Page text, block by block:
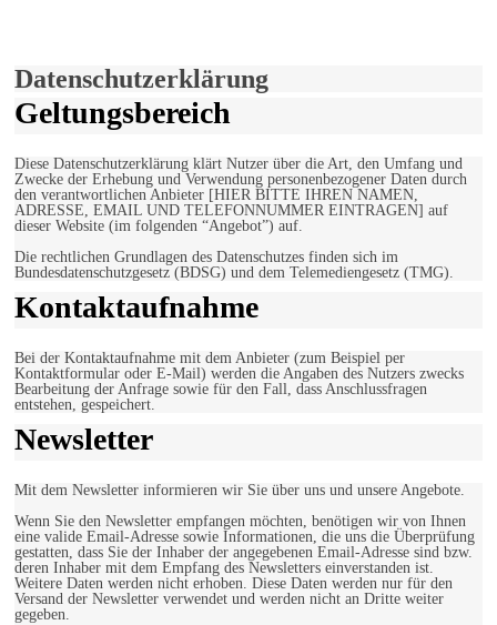
Datenschutzerklärung
Geltungsbereich
Diese Datenschutzerklärung klärt Nutzer über die Art, den Umfang und
Zwecke der Erhebung und Verwendung personenbezogener Daten durch
den verantwortlichen Anbieter [HIER BITTE IHREN NAMEN,
ADRESSE, EMAIL UND TELEFONNUMMER EINTRAGEN] auf
dieser Website (im folgenden “Angebot”) auf.
Die rechtlichen Grundlagen des Datenschutzes finden sich im
Bundesdatenschutzgesetz (BDSG) und dem Telemediengesetz (TMG).
Kontaktaufnahme
Bei der Kontaktaufnahme mit dem Anbieter (zum Beispiel per
Kontaktformular oder E-Mail) werden die Angaben des Nutzers zwecks
Bearbeitung der Anfrage sowie für den Fall, dass Anschlussfragen
entstehen, gespeichert.
Newsletter
Mit dem Newsletter informieren wir Sie über uns und unsere Angebote.
Wenn Sie den Newsletter empfangen möchten, benötigen wir von Ihnen
eine valide Email-Adresse sowie Informationen, die uns die Überprüfung
gestatten, dass Sie der Inhaber der angegebenen Email-Adresse sind bzw.
deren Inhaber mit dem Empfang des Newsletters einverstanden ist.
Weitere Daten werden nicht erhoben. Diese Daten werden nur für den
Versand der Newsletter verwendet und werden nicht an Dritte weiter
gegeben.